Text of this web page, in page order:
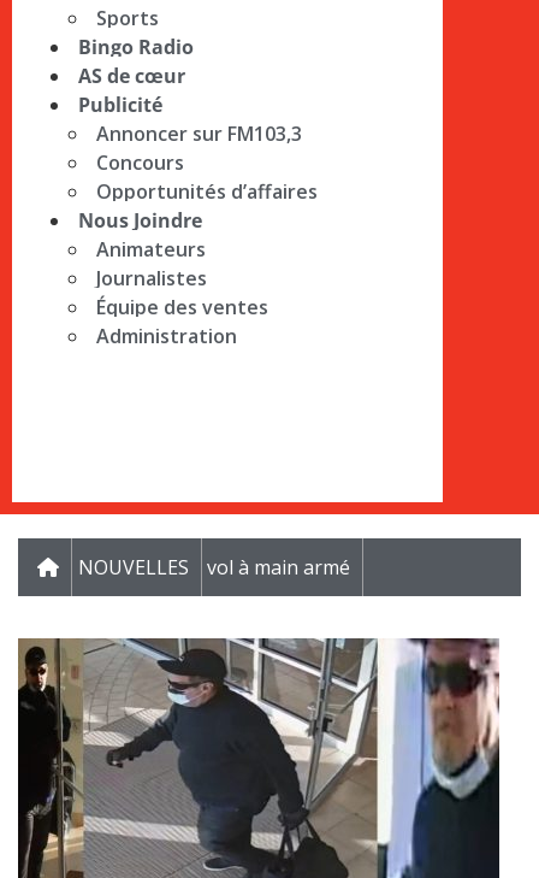
Sports
Bingo Radio
AS de cœur
Publicité
Annoncer sur FM103,3
Concours
Opportunités d’affaires
Nous Joindre
Animateurs
Journalistes
Équipe des ventes
Administration
NOUVELLES vol à main armé